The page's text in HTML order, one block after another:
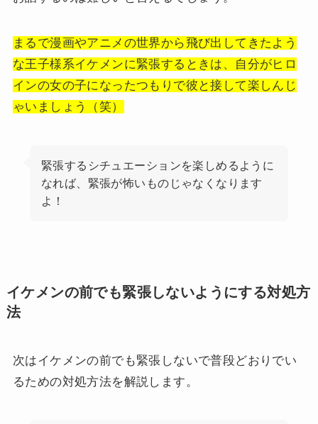
まるで漫画やアニメの世界から飛び出してきたよう
な王子様系イケメンに緊張するときは、自分がヒロ
インの女の子になったつもりで彼と接して楽しんじ
ゃいましょう（笑）
緊張するシチュエーションを楽しめるように
なれば、緊張が怖いものじゃなくなります
よ！
イケメンの前でも緊張しないようにする対処方
法
次はイケメンの前でも緊張しないで普段どおりでい
るための対処方法を解説します。